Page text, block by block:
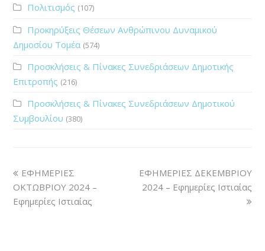
Πολιτισμός (107)
Προκηρύξεις Θέσεων Ανθρώπινου Δυναμικού
Δημοσίου Τομέα (574)
Προσκλήσεις & Πίνακες Συνεδριάσεων Δημοτικής
Επιτροπής (216)
Προσκλήσεις & Πίνακες Συνεδριάσεων Δημοτικού
Συμβουλίου (380)
ΕΦΗΜΕΡΙΕΣ
ΟΚΤΩΒΡΙΟΥ 2024 –
Εφημερίες Ιστιαίας
ΕΦΗΜΕΡΙΕΣ ΔΕΚΕΜΒΡΙΟΥ
2024 – Εφημερίες Ιστιαίας